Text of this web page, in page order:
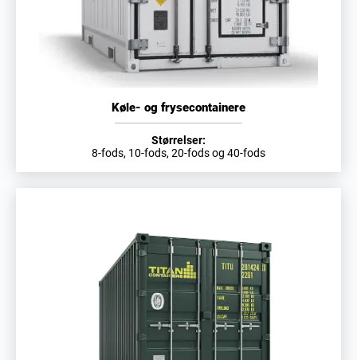
Køle- og frysecontainere
Størrelser:
8-fods, 10-fods, 20-fods og 40-fods